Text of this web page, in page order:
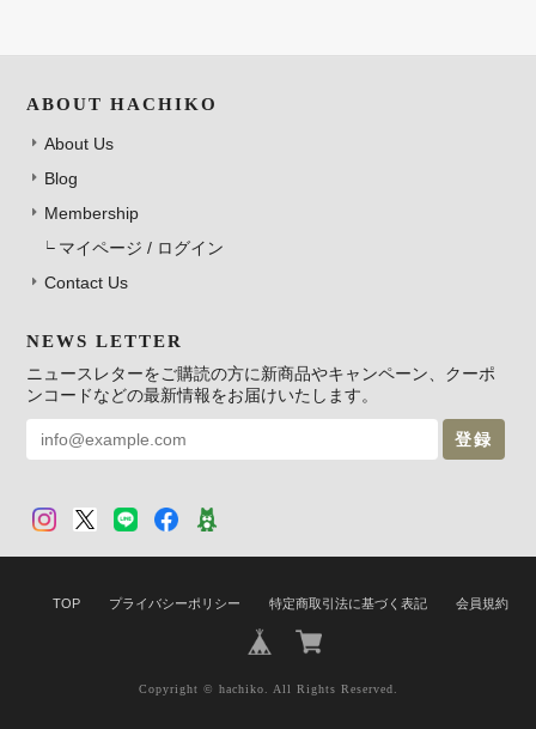
ABOUT HACHIKO
About Us
Blog
Membership
マイページ / ログイン
Contact Us
NEWS LETTER
ニュースレターをご購読の方に新商品やキャンペーン、クーポ
ンコードなどの最新情報をお届けいたします。
登録
TOP プライバシーポリシー 特定商取引法に基づく表記 会員規約
Copyright © hachiko. All Rights Reserved.